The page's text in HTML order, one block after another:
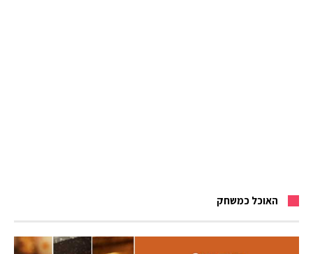
האוכל כמשחק